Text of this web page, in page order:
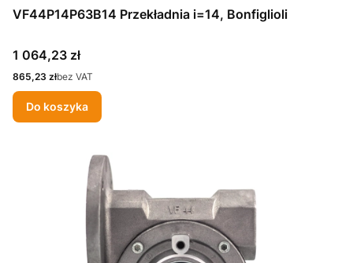
VF44P14P63B14 Przekładnia i=14, Bonfiglioli
Cena
1 064,23 zł
Cena
865,23 złbez VAT
Do koszyka